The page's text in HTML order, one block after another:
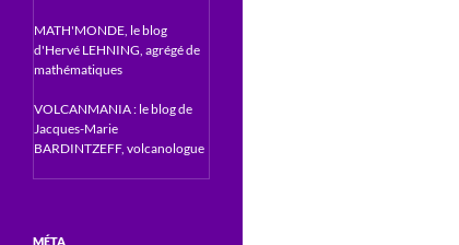
MATH'MONDE, le blog
d'Hervé LEHNING, agrégé de
mathématiques
VOLCANMANIA : le blog de
Jacques-Marie
BARDINTZEFF, volcanologue
MÉTA